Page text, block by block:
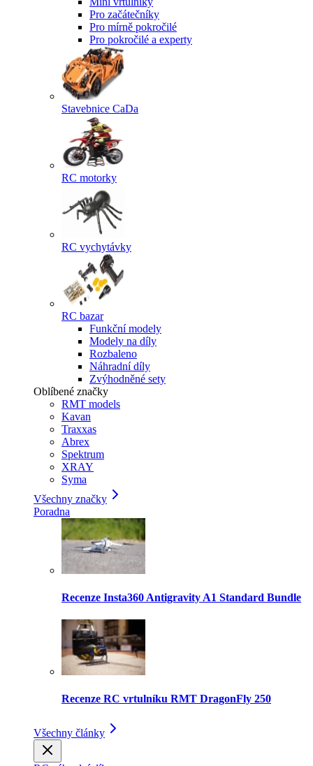
Pro začátečníky
Pro mírně pokročilé
Pro pokročilé a experty
Stavebnice CaDa
RC motorky
RC vychytávky
RC bazar
Funkční modely
Modely na díly
Rozbaleno
Náhradní díly
Zvýhodněné sety
Oblíbené značky
RMT models
Kavan
Traxxas
Abrex
Spektrum
XRAY
Syma
Všechny značky
Poradna
Recenze Insta360 Antigravity A1 Standard Bundle
Recenze RC vrtulníku RMT DragonFly 250
Všechny články